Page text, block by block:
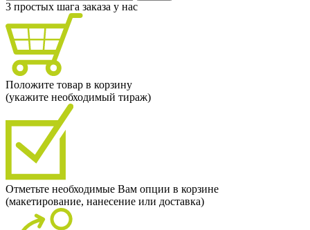
3 простых шага заказа у нас
Положите товар в корзину
(укажите необходимый тираж)
Отметьте необходимые Вам опции в корзине
(макетирование, нанесение или доставка)